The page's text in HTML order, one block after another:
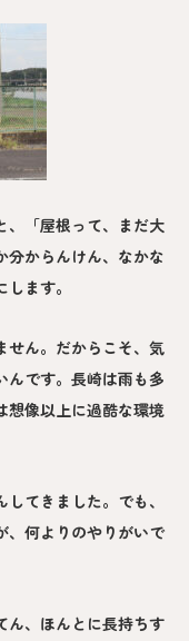
、「屋根って、まだ大
分からんけん、なかな
ます。
せん。だからこそ、気
んです。長崎は雨も多
想像以上に過酷な環境
てきました。でも、
、何よりのやりがいで
ん、ほんとに長持ちす